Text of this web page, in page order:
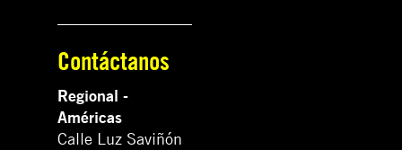
Contáctanos
Regional -
Américas
Calle Luz Saviñón